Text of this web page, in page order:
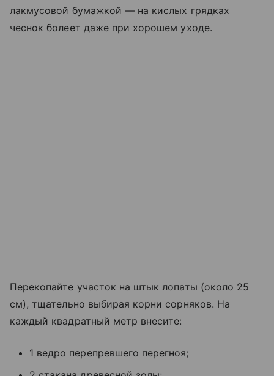
лакмусовой бумажкой — на кислых грядках
чеснок болеет даже при хорошем уходе.
Перекопайте участок на штык лопаты (около 25
см), тщательно выбирая корни сорняков. На
каждый квадратный метр внесите:
1 ведро перепревшего перегноя;